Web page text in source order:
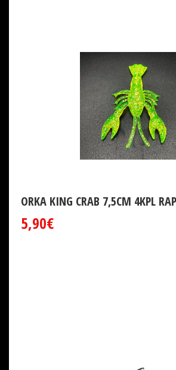
ORKA KING CRAB 7,5CM 4KPL
5,90€